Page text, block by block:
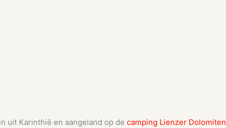
uit Karinthië en aangeland op decamping Lienzer Dolomiten